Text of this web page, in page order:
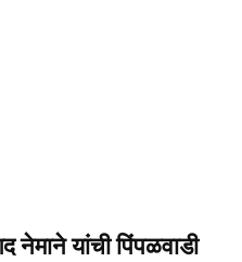
नेमाने यांची पिंपळवाडी